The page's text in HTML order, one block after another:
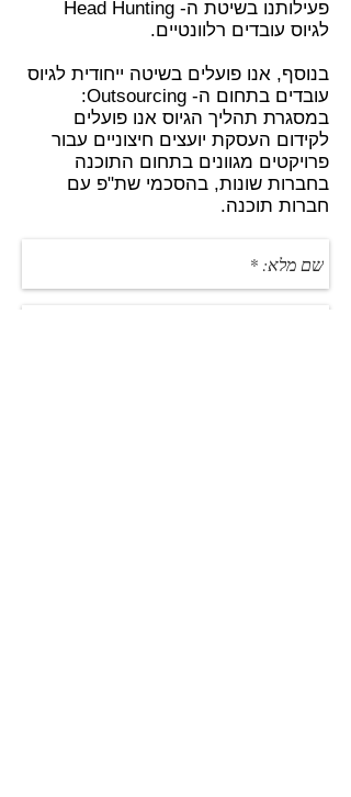
פעילותנו בשיטת ה- Head Hunting
לגיוס עובדים רלוונטיים.
בנוסף, אנו פועלים בשיטה ייחודית לגיוס
עובדים בתחום ה- Outsourcing:
במסגרת תהליך הגיוס אנו פועלים
לקידום העסקת יועצים חיצוניים עבור
פרויקטים מגוונים בתחום התוכנה
בחברות שונות, בהסכמי שת"פ עם
חברות תוכנה.